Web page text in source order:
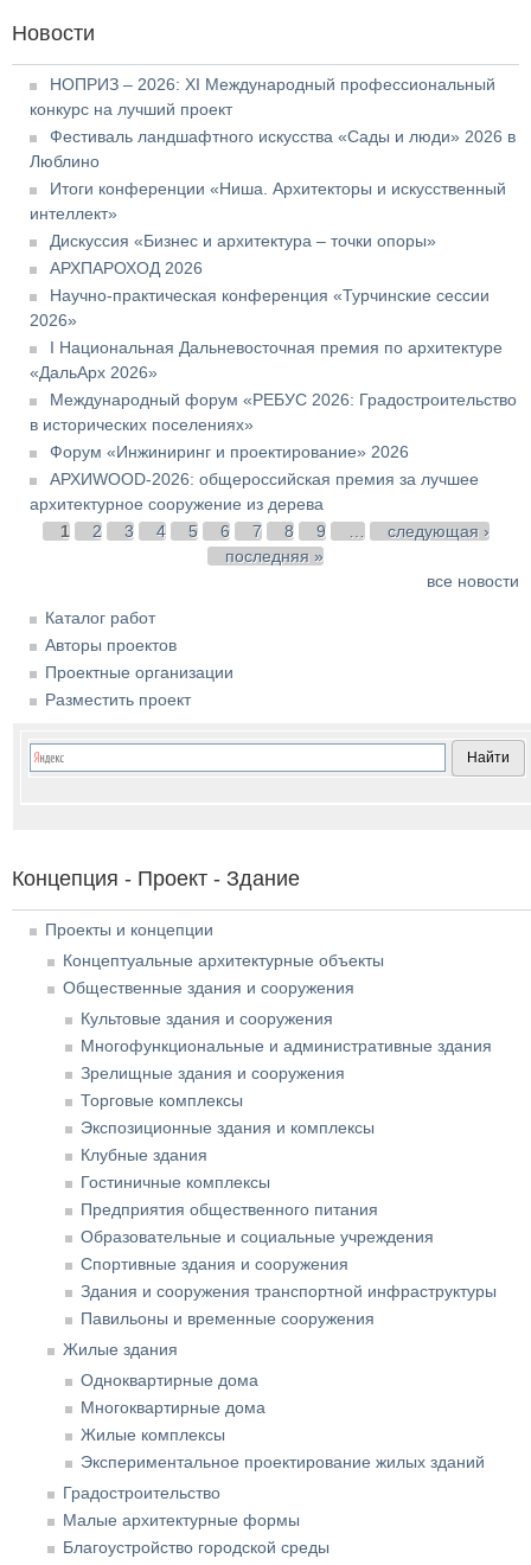
Новости
НОПРИЗ – 2026: XI Международный профессиональный
конкурс на лучший проект
Фестиваль ландшафтного искусства «Сады и люди» 2026 в
Люблино
Итоги конференции «Ниша. Архитекторы и искусственный
интеллект»
Дискуссия «Бизнес и архитектура – точки опоры»
АРХПАРОХОД 2026
Научно-практическая конференция «Турчинские сессии
2026»
I Национальная Дальневосточная премия по архитектуре
«ДальАрх 2026»
Международный форум «РЕБУС 2026: Градостроительство
в исторических поселениях»
Форум «Инжиниринг и проектирование» 2026
АРХИWOOD-2026: общероссийская премия за лучшее
архитектурное сооружение из дерева
Страницы
1 2 3 4 5 6 7 8 9
следующая ›
последняя »
все новости
Каталог работ
Авторы проектов
Проектные организации
Разместить проект
Концепция - Проект - Здание
Проекты и концепции
Концептуальные архитектурные объекты
Общественные здания и сооружения
Культовые здания и сооружения
Многофункциональные и административные здания
Зрелищные здания и сооружения
Торговые комплексы
Экспозиционные здания и комплексы
Клубные здания
Гостиничные комплексы
Предприятия общественного питания
Образовательные и социальные учреждения
Спортивные здания и сооружения
Здания и сооружения транспортной инфраструктуры
Павильоны и временные сооружения
Жилые здания
Одноквартирные дома
Многоквартирные дома
Жилые комплексы
Экспериментальное проектирование жилых зданий
Градостроительство
Малые архитектурные формы
Благоустройство городской среды